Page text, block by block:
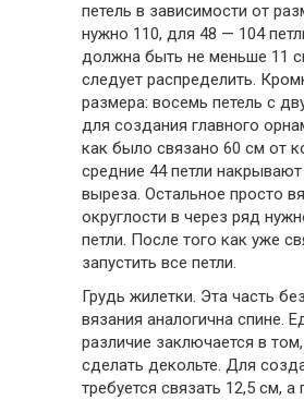
петель в зависимости от
нужно 110, для 48 — 104
должна быть не меньше 11
следует распределить.
размера: восемь петель с
для создания главного
как было связано 60 см от
средние 44 петли
выреза. Остальное просто
округлости в через ряд
петли. После того как уже
запустить все петли.
Грудь жилетки. Эта часть
вязания аналогична спине.
различие заключается в
сделать декольте. Для
требуется связать 12,5 см,